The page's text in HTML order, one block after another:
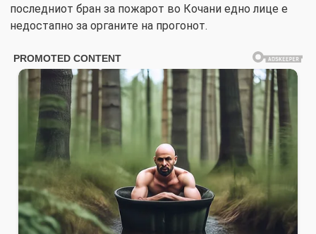
последниот бран за пожарот во Кочани едно лице е
недостапно за органите на прогонот.